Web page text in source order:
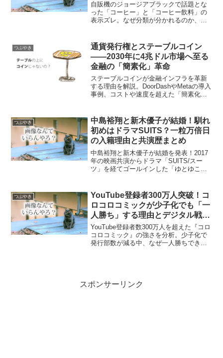
自販機のジョージアブラックで話題とな
った「コーヒー」と「コーヒー飲料」の
表示ズレ。なぜ分類が分かれるのか、そ
ス・チョコの細かい分類まで、知ってお
きたい食品表示の仕組みをわかりやすく
まとめました。
つぶやき
通貨発行権とステーブルコイン
――2030年に4兆ドル市場へ至る
金融の「簡素化」革命
ステーブルコインが金融インフラを革新
する理由を解説。DoorDashやMetaの導入
事例、コストや速度を超えた「簡素化」
予測までを網羅。ビットコインやDeFiへ
の入り口となる次世代決済のOSに迫りま
す。
つぶやき
中島裕翔と新木優子が結婚！馴れ
初めはドラマSUITS？一粒万倍日
の入籍理由と共演歴まとめ
中島裕翔と新木優子が結婚を発表！2017
年の映画共演からドラマ「SUITS/スー
ツ」を経てゴールインした「ゆとゆこ」
二人のこれまでの歩みと最新コメントを
まとめました。
つぶやき
YouTube登録者300万人突破！コ
ロコロコミックが少子化でも「一
人勝ち」する理由とデジタル戦略
の全貌
YouTube登録者数300万人を超えた『コロ
コロコミック』の強さを分析。少子化で
発行部数が減る中、なぜ一人勝ちできる
ス戦略を徹底解説します。
スポンサーリンク